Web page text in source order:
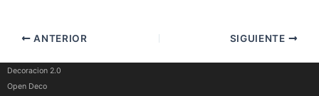
t
t
r
A
p
ANTERIOR SIGUIENTE
Decoracion 2.0
Open Deco